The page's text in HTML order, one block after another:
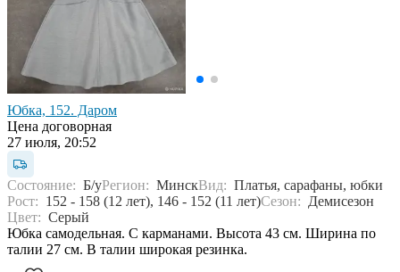
Юбка, 152. Даром
Цена договорная
27 июля, 20:52
Состояние: Б/уРегион: МинскВид: Платья, сарафаны, юбки
Рост: 152 - 158 (12 лет), 146 - 152 (11 лет)Сезон: Демисезон
Цвет: Серый
Юбка самодельная. С карманами. Высота 43 см. Ширина по
талии 27 см. В талии широкая резинка.